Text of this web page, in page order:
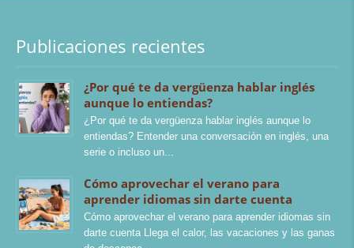
Publicaciones recientes
¿Por qué te da vergüenza hablar inglés
aunque lo entiendas?
¿Por qué te da vergüenza hablar inglés aunque lo
entiendas? Entender una conversación en inglés, una
serie o incluso un
Cómo aprovechar el verano para
aprender idiomas sin darte cuenta
Cómo aprovechar el verano para aprender idiomas sin
darte cuenta Llega el calor, las vacaciones y las ganas